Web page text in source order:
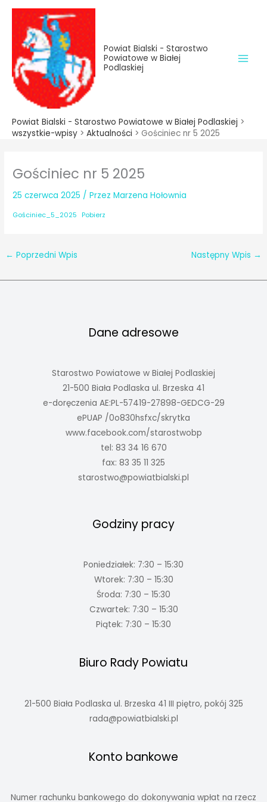
treści
Przejdź
treści
Powiat Bialski - Starostwo
Powiatowe w Białej
Podlaskiej
Powiat Bialski - Starostwo Powiatowe w Białej Podlaskiej >
wszystkie-wpisy > Aktualności > Gościniec nr 5 2025
Gościniec nr 5 2025
25 czerwca 2025 / PrzezMarzena Hołownia
Gościniec_5_2025 Pobierz
← Poprzedni Wpis Następny Wpis →
Dane adresowe
Starostwo Powiatowe w Białej Podlaskiej
21-500 Biała Podlaska ul. Brzeska 41
e-doręczenia AE:PL-57419-27898-GEDCG-29
ePUAP /0o830hsfxc/skrytka
www.facebook.com/starostwobp
tel: 83 34 16 670
fax: 83 35 11 325
starostwo@powiatbialski.pl
Godziny pracy
Poniedziałek: 7:30 – 15:30
Wtorek: 7:30 – 15:30
Środa: 7:30 – 15:30
Czwartek: 7:30 – 15:30
Piątek: 7:30 – 15:30
Biuro Rady Powiatu
21-500 Biała Podlaska ul. Brzeska 41 III piętro, pokój 325
rada@powiatbialski.pl
Konto bankowe
Numer rachunku bankowego do dokonywania wpłat na rzecz